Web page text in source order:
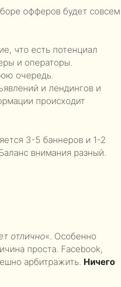
офферов будет совсем
что есть потенциал
и операторы.
очередь.
и лендингов и
происходит
3-5 баннеров и 1-2
внимания разный.
отлично«. Особенно
проста. Facebook,
арбитражить. Ничего